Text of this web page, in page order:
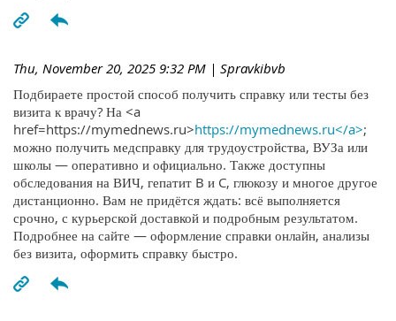
Thu, November 20, 2025 9:32 PM | Spravkibvb
Подбираете простой способ получить справку или тесты без
визита к врачу? На <a
href=https://mymednews.ru>https://mymednews.ru</a>;
можно получить медсправку для трудоустройства, ВУЗа или
школы — оперативно и официально. Также доступны
обследования на ВИЧ, гепатит B и C, глюкозу и многое другое
дистанционно. Вам не придётся ждать: всё выполняется
срочно, с курьерской доставкой и подробным результатом.
Подробнее на сайте — оформление справки онлайн, анализы
без визита, оформить справку быстро.